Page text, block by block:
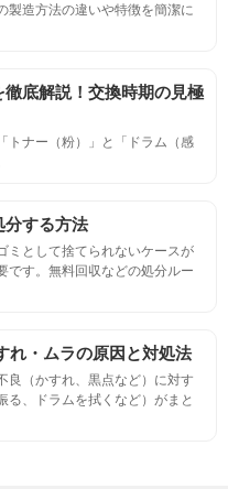
製造方法の違いや特徴を簡潔に
徹底解説！交換時期の見極
トナー（粉）」と「ドラム（感
分する方法
ミとして捨てられないケースが
です。無料回収などの処分ルー
れ・ムラの原因と対処法
良（かすれ、黒点など）に対す
る、ドラムを拭くなど）がまと